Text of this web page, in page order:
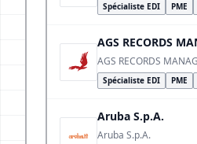
Spécialiste EDI PME
AGS RECORDS
AGS RECORDS
Spécialiste EDI PME
Aruba S.p.A.
Aruba S.p.A.